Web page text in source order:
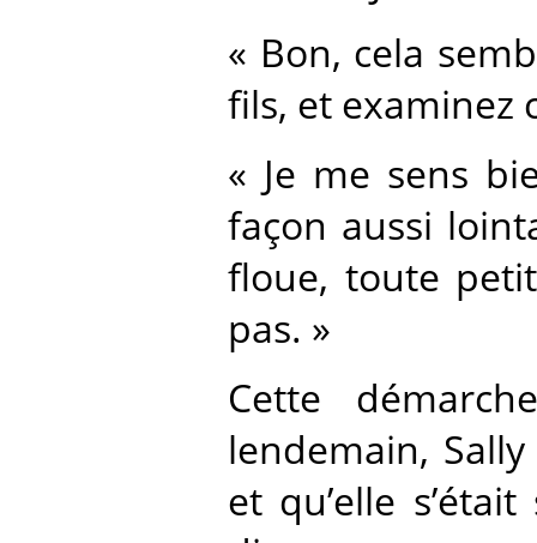
« Bon, cela
fils, et examinez
« Je me sens
façon aussi
floue, toute
pas. »
Cette
lendemain,
et qu’elle